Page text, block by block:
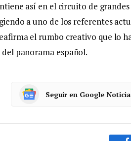
así en el circuito de
a uno de los referentes
el rumbo creativo que lo
panorama español.
Seguir en Google